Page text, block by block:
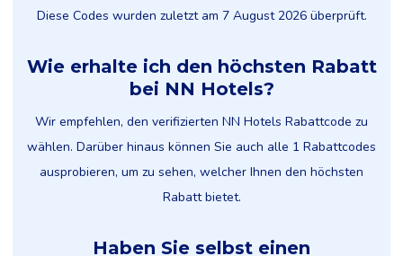
Diese Codes wurden zuletzt am 7 August 2026 überprüft.
Wie erhalte ich den höchsten Rabatt
bei NN Hotels?
Wir empfehlen, den verifizierten NN Hotels Rabattcode zu
wählen. Darüber hinaus können Sie auch alle 1 Rabattcodes
ausprobieren, um zu sehen, welcher Ihnen den höchsten
Rabatt bietet.
Haben Sie selbst einen